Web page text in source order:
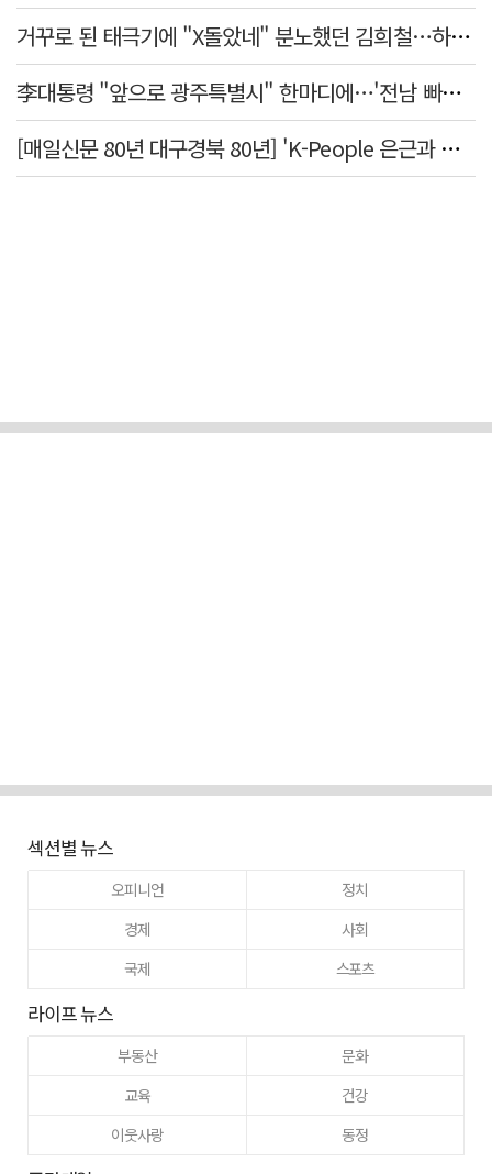
거꾸로 된 태극기에 "X돌았네" 분노했던 김희철…하루만에 사과
李대통령 "앞으로 광주특별시" 한마디에…'전남 빠진 약칭' 논란 재점화
[매일신문 80년 대구경북 80년] 'K-People 은근과 끈기의 위대한 한국인' 사진전 둘러보기 <하>
섹션별 뉴스
오피니언
정치
경제
사회
국제
스포츠
라이프 뉴스
부동산
문화
교육
건강
이웃사랑
동정